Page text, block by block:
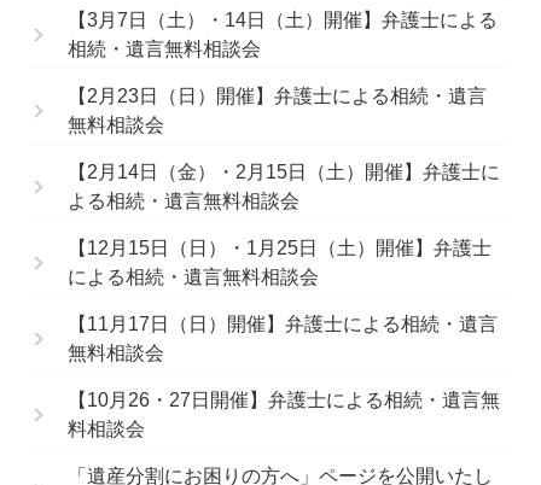
【3月7日（土）・14日（土）開催】弁護士による
相続・遺言無料相談会
【2月23日（日）開催】弁護士による相続・遺言
無料相談会
【2月14日（金）・2月15日（土）開催】弁護士に
よる相続・遺言無料相談会
【12月15日（日）・1月25日（土）開催】弁護士
による相続・遺言無料相談会
【11月17日（日）開催】弁護士による相続・遺言
無料相談会
【10月26・27日開催】弁護士による相続・遺言無
料相談会
「遺産分割にお困りの方へ」ページを公開いたし